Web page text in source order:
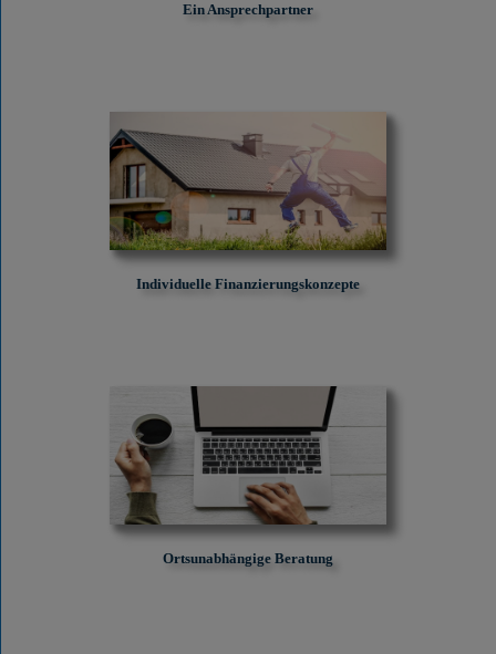
Ein Ansprechpartner
Individuelle Finanzierungskonzepte
Ortsunabhängige Beratung